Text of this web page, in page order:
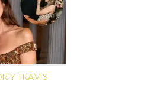
Y TRAVIS